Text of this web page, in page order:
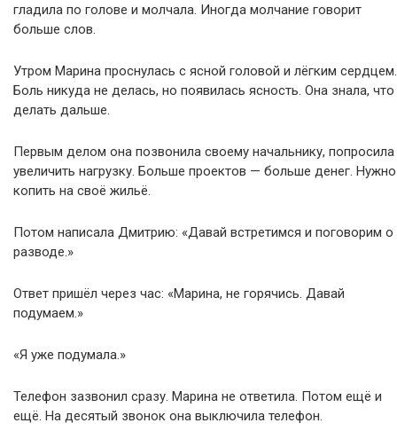
гладила по голове и молчала. Иногда молчание говорит
больше слов.
Утром Марина проснулась с ясной головой и лёгким сердцем.
Боль никуда не делась, но появилась ясность. Она знала, что
делать дальше.
Первым делом она позвонила своему начальнику, попросила
увеличить нагрузку. Больше проектов — больше денег. Нужно
копить на своё жильё.
Потом написала Дмитрию: «Давай встретимся и поговорим о
разводе.»
Ответ пришёл через час: «Марина, не горячись. Давай
подумаем.»
«Я уже подумала.»
Телефон зазвонил сразу. Марина не ответила. Потом ещё и
ещё. На десятый звонок она выключила телефон.